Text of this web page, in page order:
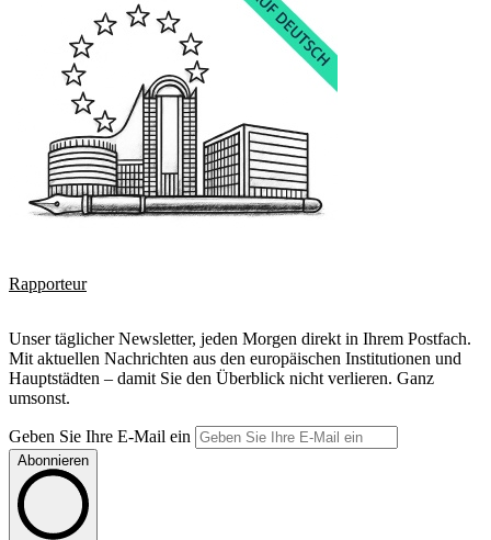
Rapporteur
Unser täglicher Newsletter, jeden Morgen direkt in Ihrem Postfach.
Mit aktuellen Nachrichten aus den europäischen Institutionen und
Hauptstädten – damit Sie den Überblick nicht verlieren. Ganz
umsonst.
Geben Sie Ihre E-Mail ein
Abonnieren